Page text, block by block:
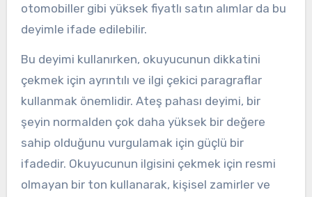
otomobiller gibi yüksek fiyatlı satın alımlar da bu
deyimle ifade edilebilir.
Bu deyimi kullanırken, okuyucunun dikkatini
çekmek için ayrıntılı ve ilgi çekici paragraflar
kullanmak önemlidir. Ateş pahası deyimi, bir
şeyin normalden çok daha yüksek bir değere
sahip olduğunu vurgulamak için güçlü bir
ifadedir. Okuyucunun ilgisini çekmek için resmi
olmayan bir ton kullanarak, kişisel zamirler ve